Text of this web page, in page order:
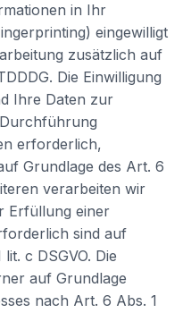
in Ihr
eingewilligt
zusätzlich auf
Die Einwilligung
Ihre Daten zur
erforderlich,
Grundlage des Art. 6
verarbeiten wir
Erfüllung einer
sind auf
c DSGVO. Die
auf Grundlage
nach Art. 6 Abs. 1